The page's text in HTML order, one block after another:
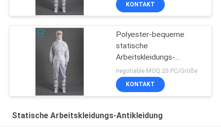
KONTAKT
Polyester-bequeme
statische
Arbeitskleidungs-
Antikleidung
negotiable MOQ:20 PC/Größe
KONTAKT
Statische Arbeitskleidungs-Antikleidung